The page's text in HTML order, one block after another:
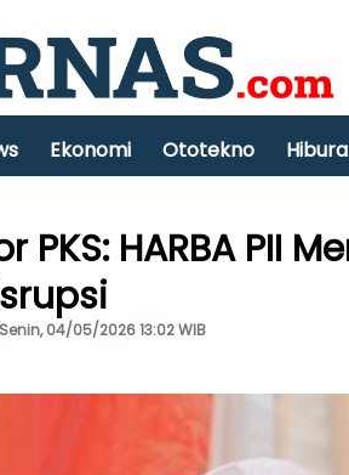
Ekonomi Ototekno
PKS: HARBA PII
04/05/2026 13:02 WIB